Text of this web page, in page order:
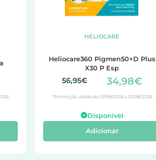
HELIOCARE
Heliocare360 Pigmen50+D Plus
X30 P Esp
56,95€ 34,98€
*Promoção válida de 01/08/2026 a 31/08/2026
Disponível
Adicionar